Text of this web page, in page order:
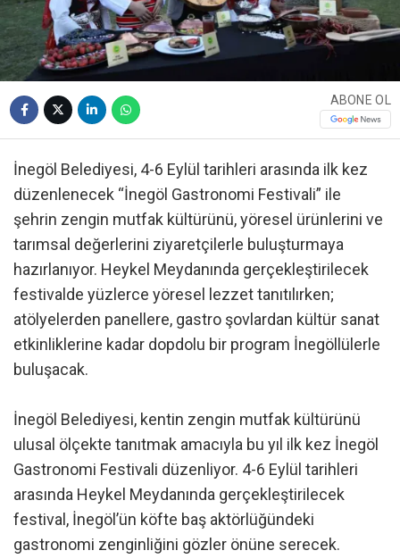
ABONE OL
İnegöl Belediyesi, 4-6 Eylül tarihleri arasında ilk kez
düzenlenecek “İnegöl Gastronomi Festivali” ile
şehrin zengin mutfak kültürünü, yöresel ürünlerini ve
tarımsal değerlerini ziyaretçilerle buluşturmaya
hazırlanıyor. Heykel Meydanında gerçekleştirilecek
festivalde yüzlerce yöresel lezzet tanıtılırken;
atölyelerden panellere, gastro şovlardan kültür sanat
etkinliklerine kadar dopdolu bir program İnegöllülerle
buluşacak.
İnegöl Belediyesi, kentin zengin mutfak kültürünü
ulusal ölçekte tanıtmak amacıyla bu yıl ilk kez İnegöl
Gastronomi Festivali düzenliyor. 4-6 Eylül tarihleri
arasında Heykel Meydanında gerçekleştirilecek
festival, İnegöl’ün köfte baş aktörlüğündeki
gastronomi zenginliğini gözler önüne serecek.